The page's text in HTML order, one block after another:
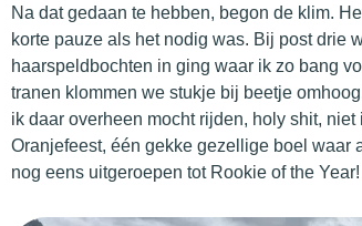
Na dat gedaan te hebben, begon de klim.
korte pauze als het nodig was. Bij post drie
haarspeldbochten in ging waar ik zo bang
tranen klommen we stukje bij beetje
ik daar overheen mocht rijden, holy shit,
Oranjefeest, één gekke gezellige boel waar
nog eens uitgeroepen tot Rookie of the